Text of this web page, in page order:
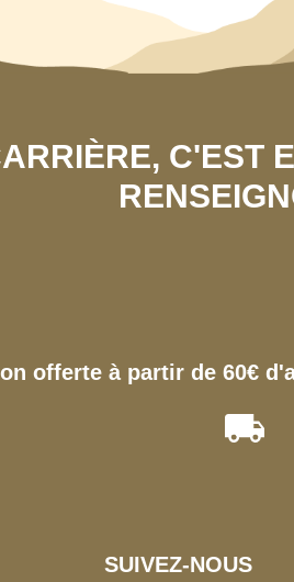
C'EST
offerte à partir de 60€
SUIVEZ-NOUS